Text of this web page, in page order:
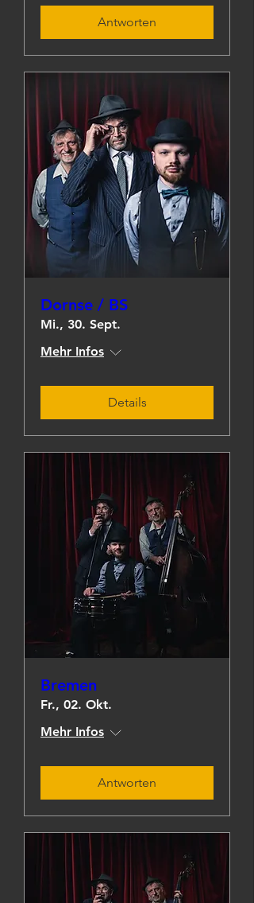
Antworten
Dornse / BS
Mi., 30. Sept.
Mehr Infos
Details
Bremen
Fr., 02. Okt.
Mehr Infos
Antworten